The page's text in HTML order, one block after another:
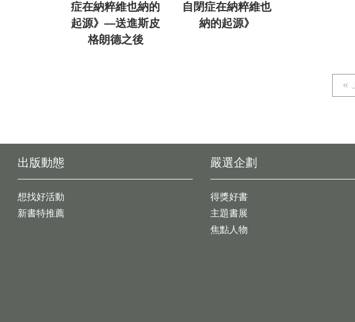
症在納粹維也納的
起源》—送進斯皮
格朗德之後
自閉症在納粹維也
納的起源》
出版動態
想找好活動
新書特推薦
嚴選企劃
得獎好書
主題書展
焦點人物